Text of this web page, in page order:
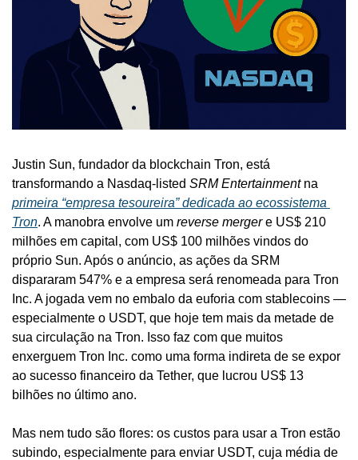
Justin Sun, fundador da blockchain Tron, está
transformando a Nasdaq-listed SRM Entertainment
primeira “empresa tesoureira” dedicada ao ecossistema
Tron. A manobra envolve um reverse merger e US$ 210
milhões em capital, com US$ 100 milhões vindos do
próprio Sun. Após o anúncio, as ações da SRM
dispararam 547% e a empresa será renomeada para Tron
Inc. A jogada vem no embalo da euforia com stablecoins —
especialmente o USDT, que hoje tem mais da metade de
sua circulação na Tron. Isso faz com que muitos
enxerguem Tron Inc. como uma forma indireta de se expor
ao sucesso financeiro da Tether, que lucrou US$ 13
bilhões no último ano.
Mas nem tudo são flores: os custos para usar a Tron estão
subindo, especialmente para enviar USDT, cuja média de